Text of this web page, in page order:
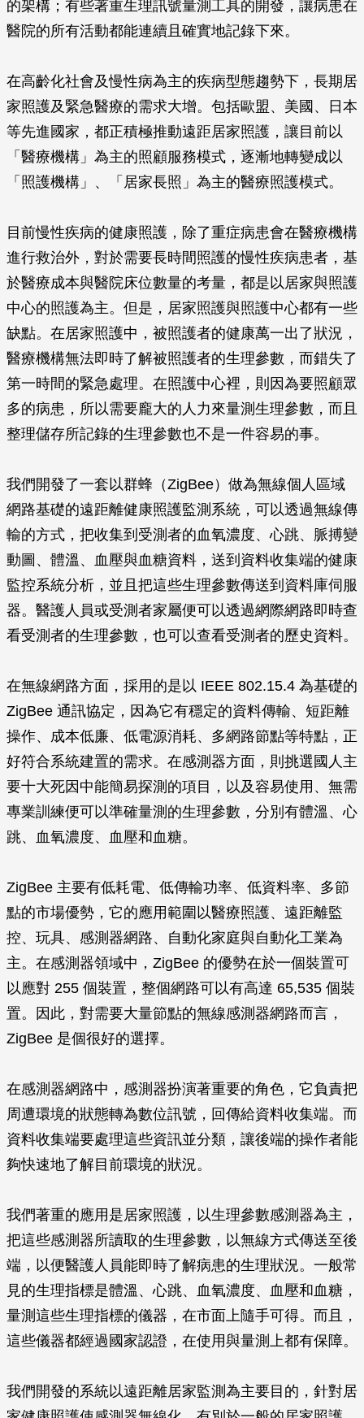
的架構；有些著重生理訊號量測工具的開發，讓病患在
醫院的所有活動都能連續且確實地記錄下來。
在高齡化社會及慢性病為主的疾病型態趨勢下，長期居
家照護及緊急醫療的需求大增。包括歐盟、美國、日本
等先進國家，都正積極推動遠距居家照護，讓目前以
「醫療機構」為主的照顧服務模式，逐漸地轉變成以
「照護機構」、「居家長照」為主的醫療照護模式。
目前慢性疾病的健康照護，除了重症病患會在醫療機構
進行救治外，對於需要長時間照護的慢性疾病患者，基
於醫療成本與醫院床位數量的考量，都是以居家與照護
中心的照護為主。但是，居家照護與照護中心都有一些
缺點。在居家照護中，被照護者的健康萬一出了狀況，
醫療機構無法即時了解被照護者的生理參數，而錯失了
第一時間的緊急處理。在照護中心裡，則因為要照顧眾
多的病患，所以需要龐大的人力來量測生理參數，而且
整理儲存所記錄的生理參數也不是一件容易的事。
我們開發了一套以群蜂（ZigBee）做為無線個人區域
網路基礎的遠距離健康照護監測系統，可以透過無線傳
輸的方式，把收集到受測者的血氧濃度、心跳、脈搏變
動圖、體溫、血壓與血糖資料，送到資料收集端的健康
監控系統分析，並且把這些生理參數傳送到資料庫伺服
器。醫護人員或受測者家屬便可以透過網際網路即時查
看受測者的生理參數，也可以查看受測者的歷史資料。
在無線網路方面，採用的是以 IEEE 802.15.4 為基礎的
ZigBee 通訊協定，因為它有穩定的資料傳輸、短距離
操作、成本低廉、低電源消耗、多網路節點等特點，正
好符合系統建置的需求。在感測器方面，則挑選國人主
要十大死因中能簡易探測的項目，以及容易使用、無需
專業訓練便可以準確量測的生理參數，分別有體溫、心
跳、血氧濃度、血壓和血糖。
ZigBee 主要有低耗電、低傳輸功率、低資料率、多節
點的市場優勢，它的應用範圍以醫療照護、遠距離監
控、玩具、感測器網路、自動化家庭與自動化工業為
主。在感測器領域中，ZigBee 的優勢在於一個裝置可
以應對 255 個裝置，整個網路可以有高達 65,535 個裝
置。因此，對需要大量節點的無線感測器網路而言，
ZigBee 是個很好的選擇。
在感測器網路中，感測器扮演著重要的角色，它負責把
周遭環境的狀態轉為數位訊號，回傳給資料收集端。而
資料收集端要處理這些資訊並分類，讓後端的操作者能
夠快速地了解目前環境的狀況。
我們著重的應用是居家照護，以生理參數感測器為主，
把這些感測器所讀取的生理參數，以無線方式傳送至後
端，以便醫護人員能即時了解病患的生理狀況。一般常
見的生理指標是體溫、心跳、血氧濃度、血壓和血糖，
量測這些生理指標的儀器，在市面上隨手可得。而且，
這些儀器都經過國家認證，在使用與量測上都有保障。
我們開發的系統以遠距離居家監測為主要目的，針對居